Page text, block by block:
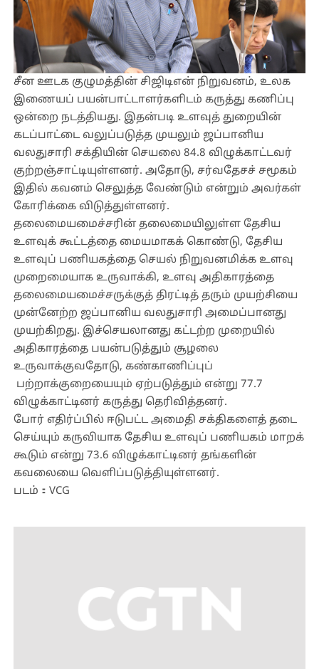
சீன ஊடக குழுமத்தின் சிஜிடிஎன் நிறுவனம், உலக
இணையப் பயன்பாட்டாளர்களிடம் கருத்து கணிப்பு
ஒன்றை நடத்தியது. இதன்படி உளவுத் துறையின்
கடப்பாட்டை வலுப்படுத்த முயலும் ஜப்பானிய
வலதுசாரி சக்தியின் செயலை 84.8 விழுக்காட்டவர்
குற்றஞ்சாட்டியுள்ளனர். அதோடு, சர்வதேசச் சமூகம்
இதில் கவனம் செலுத்த வேண்டும் என்றும் அவர்கள்
கோரிக்கை விடுத்துள்ளனர்.
தலைமையமைச்சரின் தலைமையிலுள்ள தேசிய
உளவுக் கூட்டத்தை மையமாகக் கொண்டு, தேசிய
உளவுப் பணியகத்தை செயல் நிறுவனமிக்க உளவு
முறைமையாக உருவாக்கி, உளவு அதிகாரத்தை
தலைமையமைச்சருக்குத் திரட்டித் தரும் முயற்சியை
முன்னேற்ற ஜப்பானிய வலதுசாரி அமைப்பானது
முயற்கிறது. இச்செயலானது கட்டற்ற முறையில்
அதிகாரத்தை பயன்படுத்தும் சூழலை
உருவாக்குவதோடு, கண்காணிப்புப்
பற்றாக்குறையையும் ஏற்படுத்தும் என்று 77.7
விழுக்காட்டினர் கருத்து தெரிவித்தனர்.
போர் எதிர்ப்பில் ஈடுபட்ட அமைதி சக்திகளைத் தடை
செய்யும் கருவியாக தேசிய உளவுப் பணியகம் மாறக்
கூடும் என்று 73.6 விழுக்காட்டினர் தங்களின்
கவலையை வெளிப்படுத்தியுள்ளனர்.
படம்：VCG